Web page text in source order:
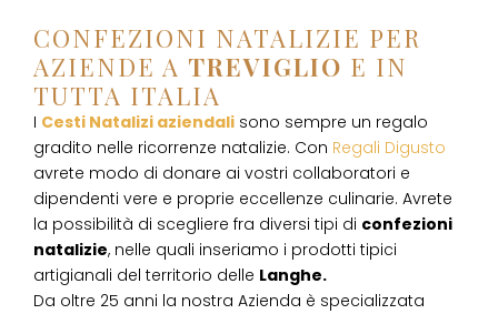
CONFEZIONI NATALIZIE PER
AZIENDE A TREVIGLIO E IN
TUTTA ITALIA
I Cesti Natalizi aziendali sono sempre un regalo
gradito nelle ricorrenze natalizie. Con Regali Digusto
avrete modo di donare ai vostri collaboratori e
dipendenti vere e proprie eccellenze culinarie. Avrete
la possibilità di scegliere fra diversi tipi di confezioni
natalizie, nelle quali inseriamo i prodotti tipici
artigianali del territorio delle Langhe.
Da oltre 25 anni la nostra Azienda è specializzata